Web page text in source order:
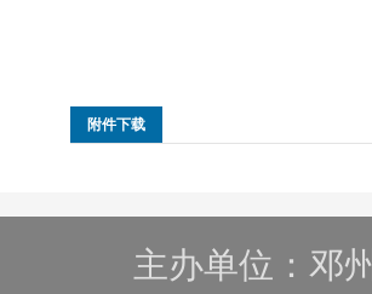
附件下载
主办单位：邓